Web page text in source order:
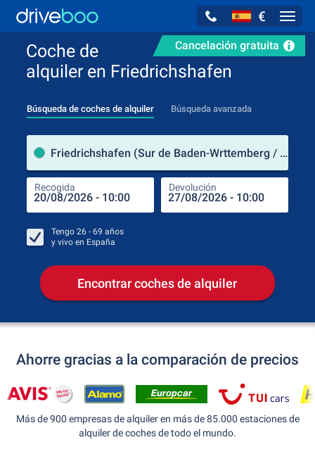
€
Cancelación gratuita
Coche de
alquiler en Friedrichshafen
Búsqueda de coches de alquiler Búsqueda avanzada
Friedrichshafen (Sur de Baden-Wrttemberg / Alemania)
Recogida Devolución
Tengo 26 - 69 años
y vivo en España
Encontrar coches de alquiler
Ahorre gracias a la comparación de precios
Más de 900 empresas de alquiler en más de 85.000 estaciones de
alquiler de coches de todo el mundo.